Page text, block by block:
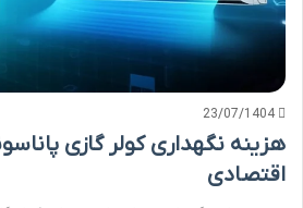
23/07/1404
هزینه نگهداری کولر گازی
اقتصادی